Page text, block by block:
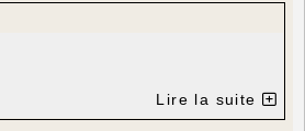
Lire la suite